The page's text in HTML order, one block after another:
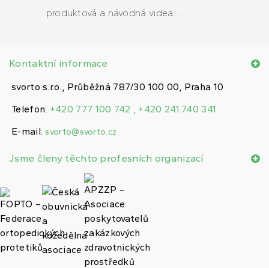
produktová a návodná videa...
Kontaktní informace
svorto s.r.o., Průběžná 787/30 100 00, Praha 10
Telefon: +420 777 100 742 , +420 241 740 341
E-mail: svorto@svorto.cz
Jsme členy těchto profesních organizací